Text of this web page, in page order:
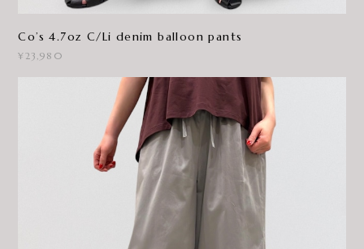
Co’s 4.7oz C/Li denim balloon pants
¥23,980